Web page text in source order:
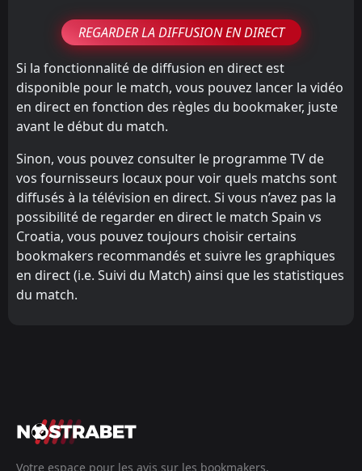
REGARDER LA DIFFUSION EN DIRECT
Si la fonctionnalité de diffusion en direct est
disponible pour le match, vous pouvez lancer la vidéo
en direct en fonction des règles du bookmaker, juste
avant le début du match.
Sinon, vous pouvez consulter le programme TV de
vos fournisseurs locaux pour voir quels matchs sont
diffusés à la télévision en direct. Si vous n’avez pas la
possibilité de regarder en direct le match Spain vs
Croatia, vous pouvez toujours choisir certains
bookmakers recommandés et suivre les graphiques
en direct (i.e. Suivi du Match) ainsi que les statistiques
du match.
Votre espace pour les avis sur les bookmakers,